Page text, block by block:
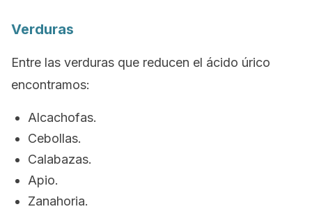
Verduras
Entre las verduras que reducen el ácido úrico
encontramos:
Alcachofas.
Cebollas.
Calabazas.
Apio.
Zanahoria.